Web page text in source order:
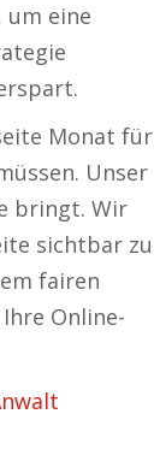
um eine
Monat für
Unser
bringt. Wir
sichtbar zu
fairen
Online-